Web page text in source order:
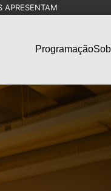
APRESENTAM
Programação